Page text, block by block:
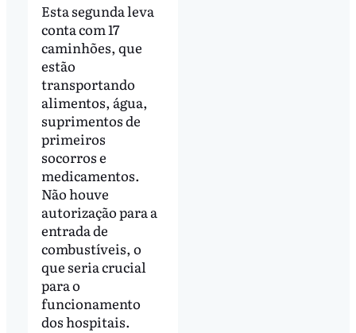
Esta segunda leva
conta com 17
caminhões, que
estão
transportando
alimentos, água,
suprimentos de
primeiros
socorros e
medicamentos.
Não houve
autorização para a
entrada de
combustíveis, o
que seria crucial
para o
funcionamento
dos hospitais.